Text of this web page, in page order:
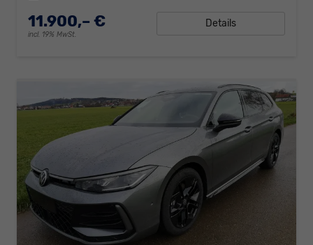
11.900,– €
incl. 19% MwSt.
Details